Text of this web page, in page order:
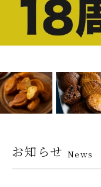
お知らせ News